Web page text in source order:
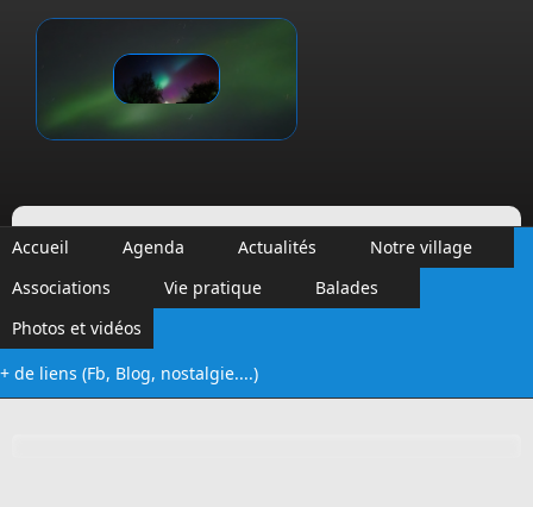
Vinalmont
Accueil Agenda Actualités
Notre village
Associations
Vie pratique
Balades
Photos et vidéos
+ de liens (Fb, Blog, nostalgie....)